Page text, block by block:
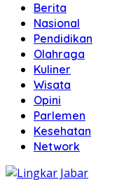
Berita
Nasional
Pendidikan
Olahraga
Kuliner
Wisata
Opini
Parlemen
Kesehatan
Network